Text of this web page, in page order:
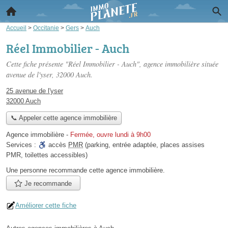
Accueil > Occitanie > Gers > Auch
Réel Immobilier - Auch
Cette fiche présente "Réel Immobilier - Auch", agence immobilière située
avenue de l'yser, 32000 Auch.
25 avenue de l'yser
32000 Auch
📞 Appeler cette agence immobilière
Agence immobilière - Fermée, ouvre lundi à 9h00
Services :
accès PMR (parking, entrée adaptée, places assises
PMR, toilettes accessibles)
Une personne recommande cette agence immobilière.
Je recommande
Améliorer cette fiche